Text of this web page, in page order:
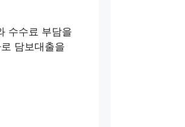
수수료 부담을
담보대출을